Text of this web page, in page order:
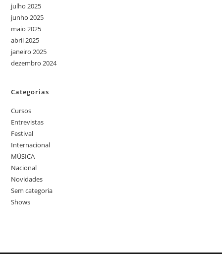
julho 2025
junho 2025
maio 2025
abril 2025
janeiro 2025
dezembro 2024
Categorias
Cursos
Entrevistas
Festival
Internacional
MÚSICA
Nacional
Novidades
Sem categoria
Shows